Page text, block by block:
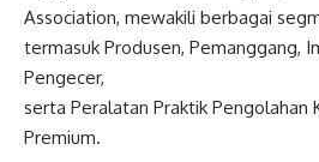
Association, mewakili berbagai
termasuk Produsen, Pemanggang,
Pengecer,
serta Peralatan Praktik Pengolahan
Premium.